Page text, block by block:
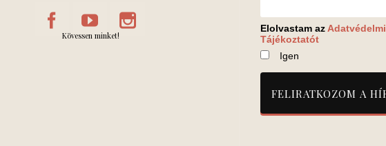
Kövessen minket!
Elolvastam azAdatvédelmi
Tájékoztatót
Igen